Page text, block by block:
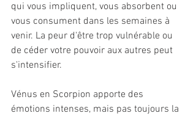
qui vous impliquent, vous absorbent ou
vous consument dans les semaines à
venir. La peur d'être trop vulnérable ou
de céder votre pouvoir aux autres peut
s'intensifier.
Vénus en Scorpion apporte des
émotions intenses, mais pas toujours la